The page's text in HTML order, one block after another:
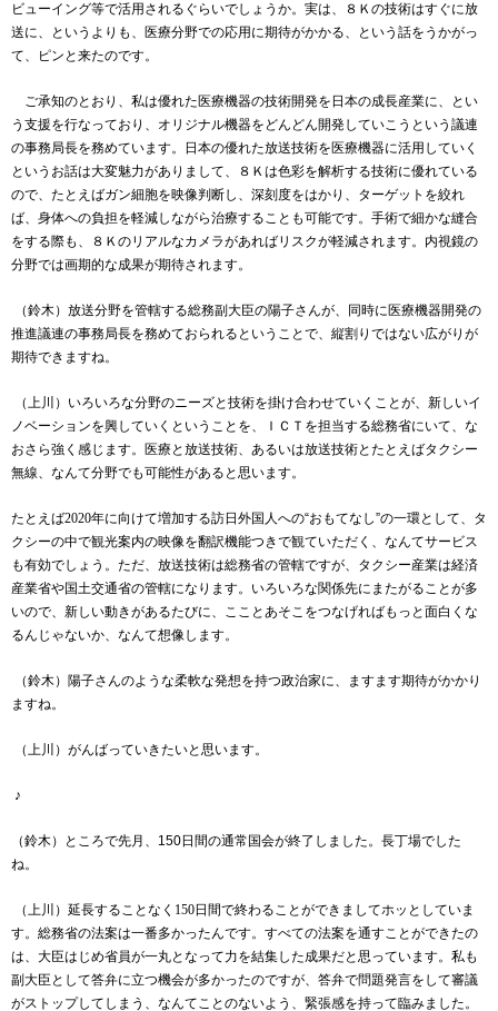
ビューイング等で活用されるぐらいでしょうか。実は、８Ｋの技術はすぐに放
送に、というよりも、医療分野での応用に期待がかかる、という話をうかがっ
て、ピンと来たのです。
ご承知のとおり、私は優れた医療機器の技術開発を日本の成長産業に、とい
う支援を行なっており、オリジナル機器をどんどん開発していこうという議連
の事務局長を務めています。日本の優れた放送技術を医療機器に活用していく
というお話は大変魅力がありまして、８Ｋは色彩を解析する技術に優れている
ので、たとえばガン細胞を映像判断し、深刻度をはかり、ターゲットを絞れ
ば、身体への負担を軽減しながら治療することも可能です。手術で細かな縫合
をする際も、８Ｋのリアルなカメラがあればリスクが軽減されます。内視鏡の
分野では画期的な成果が期待されます。
（鈴木）放送分野を管轄する総務副大臣の陽子さんが、同時に医療機器開発の
推進議連の事務局長を務めておられるということで、縦割りではない広がりが
期待できますね。
（上川）いろいろな分野のニーズと技術を掛け合わせていくことが、新しいイ
ノベーションを興していくということを、ＩＣＴを担当する総務省にいて、な
おさら強く感じます。医療と放送技術、あるいは放送技術とたとえばタクシー
無線、なんて分野でも可能性があると思います。
たとえば2020年に向けて増加する訪日外国人への“おもてなし”の一環として、タ
クシーの中で観光案内の映像を翻訳機能つきで観ていただく、なんてサービス
も有効でしょう。ただ、放送技術は総務省の管轄ですが、タクシー産業は経済
産業省や国土交通省の管轄になります。いろいろな関係先にまたがることが多
いので、新しい動きがあるたびに、こことあそこをつなげればもっと面白くな
るんじゃないか、なんて想像します。
（鈴木）陽子さんのような柔軟な発想を持つ政治家に、ますます期待がかかり
ますね。
（上川）がんばっていきたいと思います。
♪
（鈴木）ところで先月、150日間の通常国会が終了しました。長丁場でした
ね。
（上川）延長することなく 150日間で終わることができましてホッとしていま
す。総務省の法案は一番多かったんです。すべての法案を通すことができたの
は、大臣はじめ省員が一丸となって力を結集した成果だと思っています。私も
副大臣として答弁に立つ機会が多かったのですが、答弁で問題発言をして審議
がストップしてしまう、なんてことのないよう、緊張感を持って臨みました。